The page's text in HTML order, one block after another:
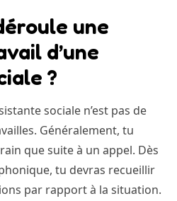
une
d’une
?
sociale n’est pas de
Généralement, tu
que suite à un appel. Dès
tu devras recueillir
par rapport à la situation.